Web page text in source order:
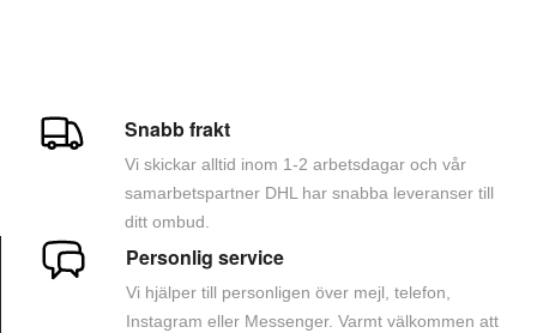
Snabb frakt
Vi skickar alltid inom 1-2 arbetsdagar och vår
samarbetspartner DHL har snabba leveranser till
ditt ombud.
Personlig service
Vi hjälper till personligen över mejl, telefon,
Instagram eller Messenger. Varmt välkommen att